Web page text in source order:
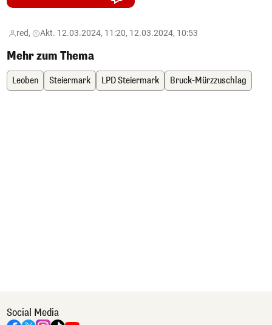
red, Akt. 12.03.2024, 11:20, 12.03.2024, 10:53
Mehr zum Thema
Leoben Steiermark LPD Steiermark Bruck-Mürzzuschlag
Social Media